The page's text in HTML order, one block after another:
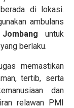
di lokasi.
ambulans
untuk
berlaku.
memastikan
tertib, serta
dan
relawan PMI